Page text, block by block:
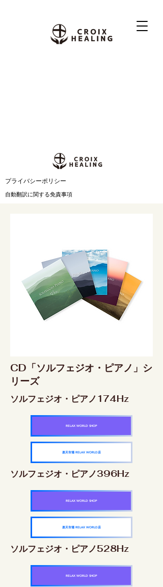
​プライバシーポリシー
自動翻訳に関する免責事項
CD「ソルフェジオ・ピアノ」シ
リーズ
ソルフェジオ・ピアノ174Hz
RELAX WORLD SHOP
楽天市場 RELAX WORLD店
ソルフェジオ・ピアノ396Hz
RELAX WORLD SHOP
楽天市場 RELAX WORLD店
ソルフェジオ・ピアノ528Hz
RELAX WORLD SHOP